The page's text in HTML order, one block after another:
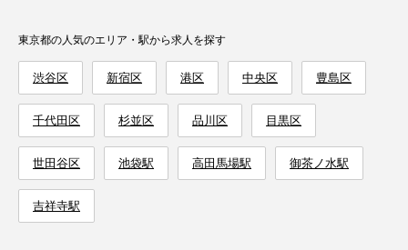
東京都の人気のエリア・駅から求人を探す
渋谷区 新宿区 港区 中央区 豊島区
千代田区 杉並区 品川区 目黒区
世田谷区 池袋駅 高田馬場駅 御茶ノ水駅
吉祥寺駅